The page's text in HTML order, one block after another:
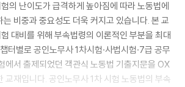
의 난이도가 급격하게 높아짐에 따라 노동법에
비중과 중요성도 더욱 커지고 있습니다. 본 교
대비를 위해 부속법령의 이론적인 부분을 최대
터별로 공인노무사 1차시험·사법시험·7급 공무
에서 출제되었던 객관식 노동법 기출지문을 OX
교재입니다. 공인노무사 1차 시험 노동법의 부속